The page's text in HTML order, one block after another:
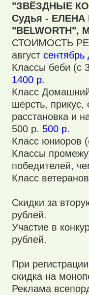
"ЗВЁЗДНЫЕ
Судья - ЕЛЕНА
"BELWORTH",
СТОИМОСТЬ
август сентябрь
Классы беби (с
1400 р.
Класс
шерсть, прикус,
расстановка и
500 р. 500 р.
Класс юниоров
Классы
победителей,
Класс
Скидки за
рублей.
Участие в
рублей.
При
скидка на
Реклама